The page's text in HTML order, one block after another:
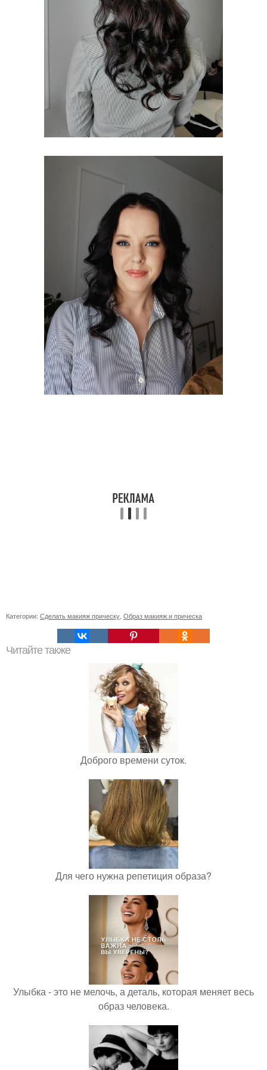
Категории: Сделать макияж прическу Образ макияж и прическа
Читайте также
Доброго времени суток.
Для чего нужна репетиция образа?
Улыбка - это не мелочь, а деталь, которая меняет весь
образ человека.